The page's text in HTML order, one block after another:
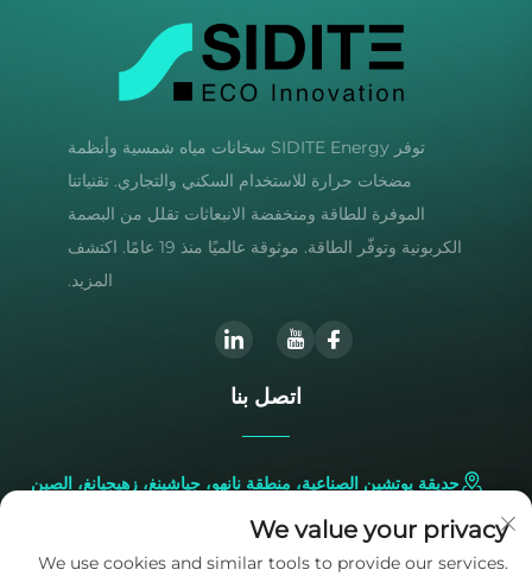
توفر SIDITE Energy سخانات مياه شمسية وأنظمة
مضخات حرارة للاستخدام السكني والتجاري. تقنياتنا
الموفرة للطاقة ومنخفضة الانبعاثات تقلل من البصمة
الكربونية وتوفّر الطاقة. موثوقة عالميًا منذ 19 عامًا. اكتشف
المزيد.
اتصل بنا
حديقة يوتشين الصناعية، منطقة نانهو، جياشينغ، زهيجيانغ، الصين
+86-573-83224422
We value your privacy
We use cookies and similar tools to provide our services.